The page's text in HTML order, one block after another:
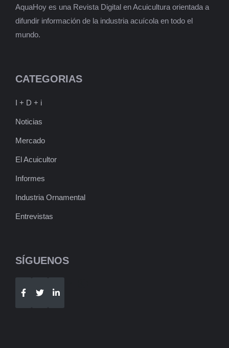
AquaHoy es una Revista Digital en Acuicultura orientada a
difundir información de la industria acuícola en todo el
mundo.
CATEGORIAS
I + D + i
Noticias
Mercado
El Acuicultor
Informes
Industria Ornamental
Entrevistas
SÍGUENOS
Telegram